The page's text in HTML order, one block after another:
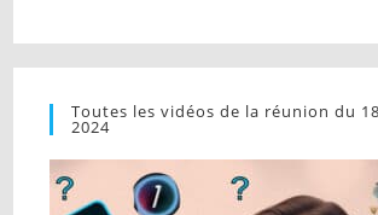
Toutes les vidéos de la réunion du
2024